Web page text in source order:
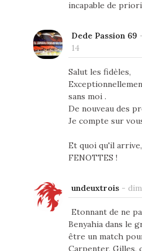
incapable de
Dede Passion 69
14
Salut les fidèles,
sans moi .
De nouveau des
Je compte sur
Et quoi qu'il
FENOTTES !
undeuxtrois-
Etonnant de ne
Benyahia dans le
être un match
Carpenter, Gilles,